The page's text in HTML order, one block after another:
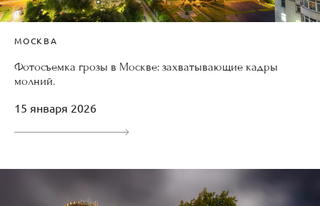
МОСКВА
Фотосъемка грозы в Москве: захватывающие кадры
молний.
15 января 2026